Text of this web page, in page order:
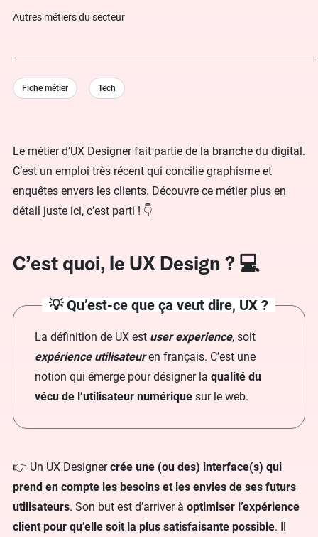
Le métier d’UX Designer fait partie de la branche du digital.
C’est un emploi très récent qui concilie graphisme et
enquêtes envers les clients. Découvre ce métier plus en
détail juste ici, c’est parti ! 👇
C’est quoi, le UX Design ? 💻
💡 Qu’est-ce que ça veut dire, UX ?
La définition de UX est user experience, soit
expérience utilisateuren français. C’est une
notion qui émerge pour désigner la qualité du
vécu de l’utilisateur numérique sur le web.
👉 Un UX Designercrée une (ou des) interface(s) qui
prend en compte les besoins et les envies de ses futurs
utilisateurs. Son but est d’arriver à optimiser l’expérience
client pour qu’elle soit la plus satisfaisante possible. Il
Autres métiers du secteur
Fiche métier Tech